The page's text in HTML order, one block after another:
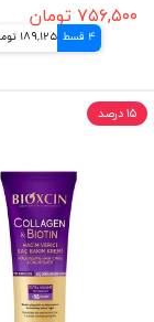
۷۵۶,۵۰۰ تومان
4 قسط 189,125 تومانی
۱۵ درصد